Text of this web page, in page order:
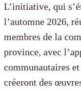
L’initiative, qui
l’automne 2026,
membres de la
province, avec
communautaires
créeront des